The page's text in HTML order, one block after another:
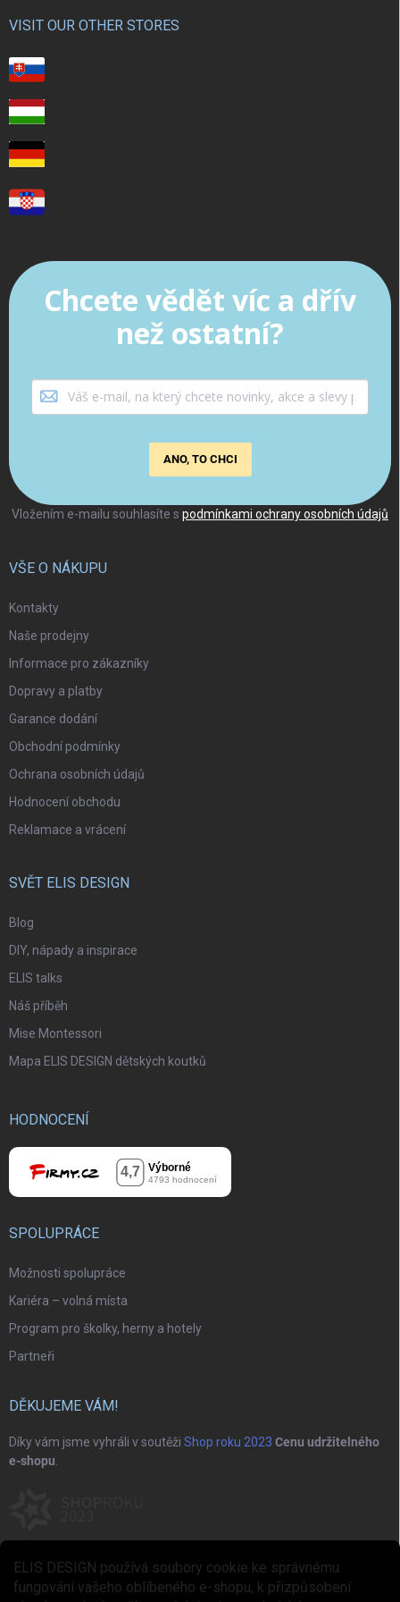
ELIS DESIGN používá soubory cookie ke správnému
fungování vašeho oblíbeného e-shopu, k přizpůsobení
Vložením e-mailu souhlasíte s podmínkami ochrany osobních údajů
Chcete vědět víc a dřív
než ostatní?
ANO, TO CHCI
VISIT OUR OTHER STORES
VŠE O NÁKUPU
Kontakty
Naše prodejny
Informace pro zákazníky
Dopravy a platby
Garance dodání
Obchodní podmínky
Ochrana osobních údajů
Hodnocení obchodu
Reklamace a vrácení
SVĚT ELIS DESIGN
Blog
DIY, nápady a inspirace
ELIS talks
Náš příběh
Mise Montessori
Mapa ELIS DESIGN dětských koutků
HODNOCENÍ
SPOLUPRÁCE
Možnosti spolupráce
Kariéra – volná místa
Program pro školky, herny a hotely
Partneři
DĚKUJEME VÁM!
Díky vám jsme vyhráli v soutěži Shop roku 2023 Cenu udržitelného
e-shopu